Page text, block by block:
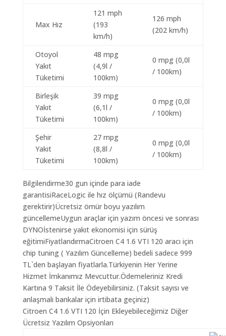
Max Hız
121 mph
(193
km/h)
126 mph
(202 km/h)
Otoyol
Yakıt
Tüketimi
48 mpg
(4,9l /
100km)
0 mpg (0,0l
/ 100km)
Birleşik
Yakıt
Tüketimi
39 mpg
(6,1l /
100km)
0 mpg (0,0l
/ 100km)
Şehir
Yakıt
Tüketimi
27 mpg
(8,8l /
100km)
0 mpg (0,0l
/ 100km)
Bilgilendirme30 gun içinde para iade
garantisiRaceLogic ile hız ölçümü (Randevu
gerektirir)Ücretsiz ömür boyu yazılım
güncellemeUygun araçlar için yazım öncesi ve sonrası
DYNOİstenirse yakıt ekonomisi için sürüş
eğitimiFiyatlandırmaCitroen C4 1.6 VTI 120 aracı için
chip tuning ( Yazılım Güncelleme) bedeli sadece 999
TL`den başlayan fiyatlarla.Türkiyenin Her Yerine
Hizmet İmkanımız Mevcuttur.Ödemeleriniz Kredi
Kartına 9 Taksit İle Ödeyebilirsiniz. (Taksit sayısı ve
anlaşmalı bankalar için irtibata geçiniz)
Citroen C4 1.6 VTI 120 İçin Ekleyebileceğimiz Diğer
Ücretsiz Yazılım Opsiyonları